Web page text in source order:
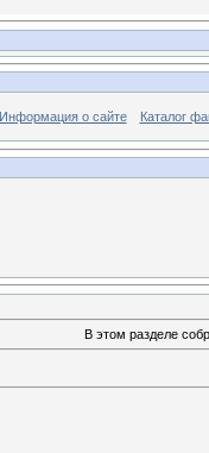
Информация о сайте Каталог
В этом разделе